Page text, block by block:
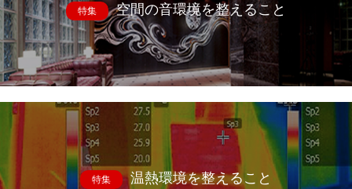
特集 空間の音環境を整えること
特集 温熱環境を整えること